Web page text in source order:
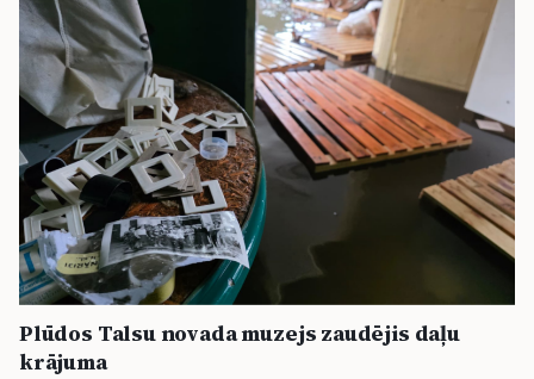
Plūdos Talsu novada muzejs zaudējis daļu
krājuma